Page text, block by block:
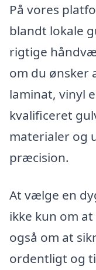
På vores
blandt lokale
rigtige
om du
laminat, vinyl
kvalificeret
materialer og
præcision.
At vælge en
ikke kun om
også om at
ordentligt og